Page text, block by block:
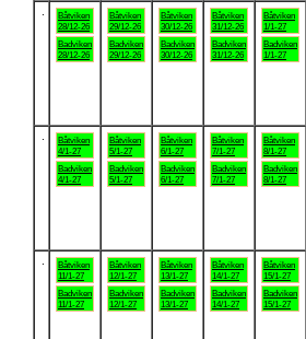
Båtviken
28/12-26
Badviken
28/12-26
Båtviken
29/12-26
Badviken
29/12-26
Båtviken
30/12-26
Badviken
30/12-26
Båtviken
31/12-26
Badviken
31/12-26
Båtviken
1/1-27
Badviken
1/1-27
Båtviken
4/1-27
Badviken
4/1-27
Båtviken
5/1-27
Badviken
5/1-27
Båtviken
6/1-27
Badviken
6/1-27
Båtviken
7/1-27
Badviken
7/1-27
Båtviken
8/1-27
Badviken
8/1-27
Båtviken
11/1-27
Badviken
11/1-27
Båtviken
12/1-27
Badviken
12/1-27
Båtviken
13/1-27
Badviken
13/1-27
Båtviken
14/1-27
Badviken
14/1-27
Båtviken
15/1-27
Badviken
15/1-27